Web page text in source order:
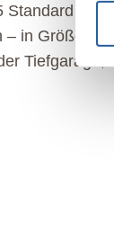
Standard
in Größen
Tiefgarage,